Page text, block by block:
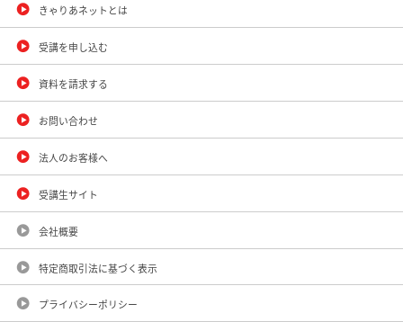
きゃりあネットとは
受講を申し込む
資料を請求する
お問い合わせ
法人のお客様へ
受講生サイト
会社概要
特定商取引法に基づく表示
プライバシーポリシー